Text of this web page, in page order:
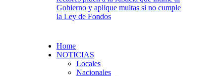
Gobierno y aplique multas si no cumple
la Ley de Fondos
Home
NOTICIAS
Locales
Nacionales